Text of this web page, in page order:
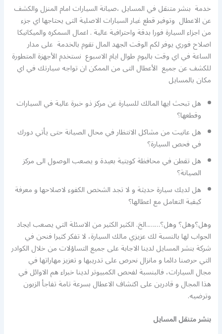
خدمة بنشر متنقل في المسايل ،صيانة السيارات امام المنزل والكشف
عن الاعطال وتوفير قطع غيار السيارات الاصلية التى يحتاجها اي جزء
من اجزاء السيارة فورا بدقة واحترافية عالية . اعمال السمكره والميكانيكا
اصلاح فوري يوفر لكم الوقت الجهد المال نقوم بالخدمة على مدار
الساعة في اي وقت باليوم طوال ايام الاسبوع نستخدم الأجهزة المتطورة
للكشف عن جميع الأعطال التى من الممكن ان تواجه سيارتك في اي
مكان بالمسايل
هل تبحث ايها المالك للسيارة عن مركز ذو خبرة عالية في السيارات
وقطعها؟
هل عانيت من مشاكل الانتظار في محال الصيانة حتى يأتي دورك
في فحص السيارة؟
هل تقطن في محافظة كويتية بعيدة و يصعب الوصول الى مركز
الصيانة؟
هل لديك سيارة حديثة و لا تجد الشخص الكفوء لاصلاحها و معرفة
كيفية التعامل مع اعطالها؟
وهل؟وهل؟ وهل؟……..الخ. الكثير الكثير من الاسئلة التي يصعب ايجاد
الجواب لها بالنسبة لك عزيزي مالك السيارة، لا تفكر كثيرا فنحن في
شركة بنشر المسايل لدينا الاجابة على جميع التساؤلات من خلال الكوادر
التي حرصنا دائما و مانزال نحرص على تدريبها و تعزيز مهاراتها في
مجال السيارات، فالبنسبة لفحص الكمبيوتر لدينا خبراء هم الاوائل في
هذا المجال و قادرين على اكتشاف الاعطال بسرعة تامة تفاجأ الزبون
وترضيه.
بنشر متنقل المسايل